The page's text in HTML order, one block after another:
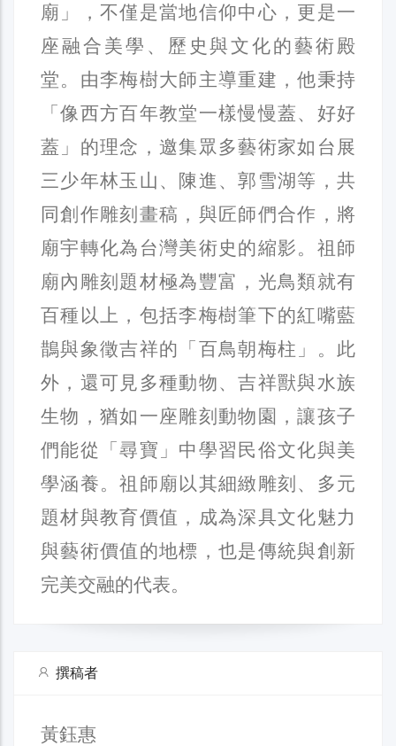
廟」，不僅是當地信仰中心，更是一
座融合美學、歷史與文化的藝術殿
堂。由李梅樹大師主導重建，他秉持
「像西方百年教堂一樣慢慢蓋、好好
蓋」的理念，邀集眾多藝術家如台展
三少年林玉山、陳進、郭雪湖等，共
同創作雕刻畫稿，與匠師們合作，將
廟宇轉化為台灣美術史的縮影。祖師
廟內雕刻題材極為豐富，光鳥類就有
百種以上，包括李梅樹筆下的紅嘴藍
鵲與象徵吉祥的「百鳥朝梅柱」。此
外，還可見多種動物、吉祥獸與水族
生物，猶如一座雕刻動物園，讓孩子
們能從「尋寶」中學習民俗文化與美
學涵養。祖師廟以其細緻雕刻、多元
題材與教育價值，成為深具文化魅力
與藝術價值的地標，也是傳統與創新
完美交融的代表。
撰稿者
黃鈺惠